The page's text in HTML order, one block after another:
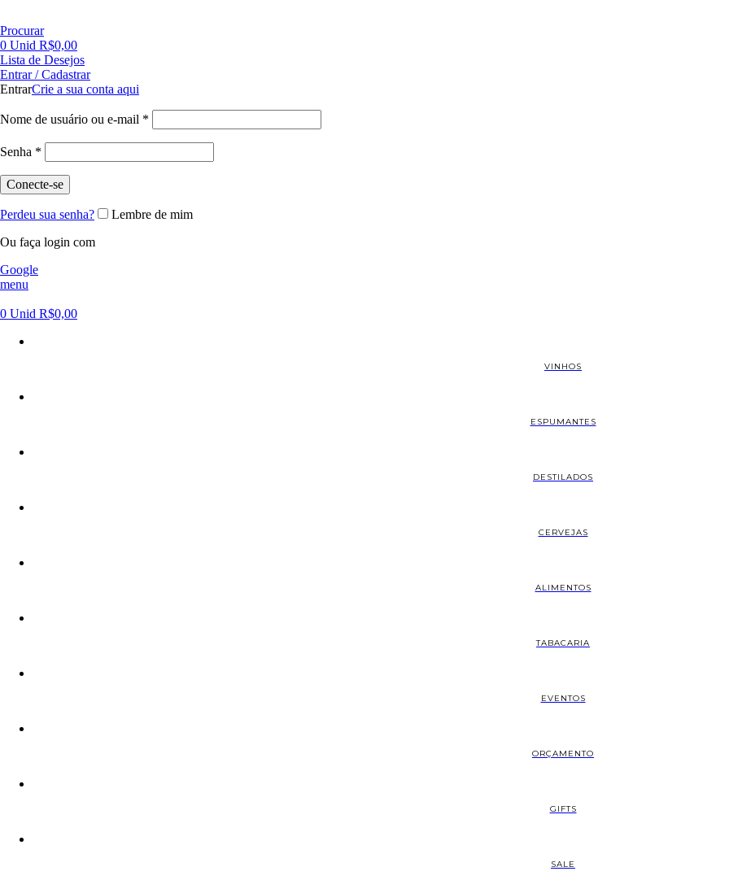
Procurar
0 Unid R$0,00
Lista de Desejos
Entrar / Cadastrar
EntrarCrie a sua conta aqui
Nome de usuário ou e-mail *
Senha *
Conecte-se
Perdeu sua senha?
Lembre de mim
Ou faça login com
Google
menu
0 Unid R$0,00
VINHOS
ESPUMANTES
DESTILADOS
CERVEJAS
ALIMENTOS
TABACARIA
EVENTOS
ORÇAMENTO
GIFTS
SALE